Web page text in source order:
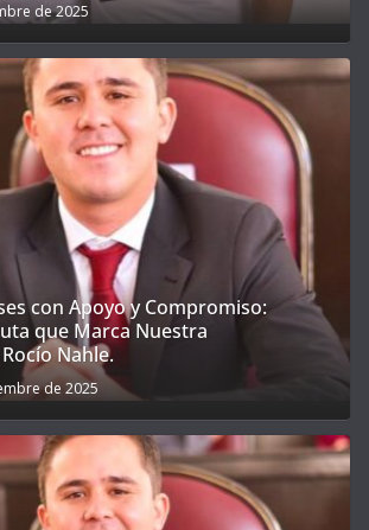
de 2025
con Apoyo y Compromiso:
que Marca Nuestra
Nahle.
de 2025